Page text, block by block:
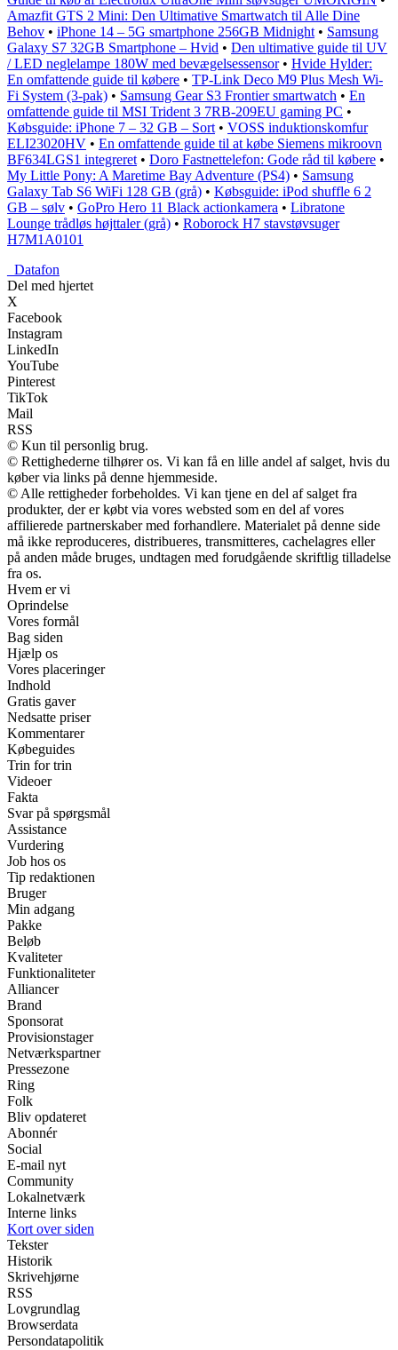
Amazfit GTS 2 Mini: Den Ultimative Smartwatch til Alle Dine
Behov • iPhone 14 – 5G smartphone 256GB Midnight• Samsung
Galaxy S7 32GB Smartphone – Hvid • Den ultimative guide til UV
/ LED neglelampe 180W med bevægelsessensor• Hvide Hylder:
En omfattende guide til købere • TP-Link Deco M9 Plus Mesh Wi-
Fi System (3-pak) • Samsung Gear S3 Frontier smartwatch • En
omfattende guide til MSI Trident 3 7RB-209EU gaming PC •
Købsguide: iPhone 7 – 32 GB – Sort• VOSS induktionskomfur
ELI23020HV • En omfattende guide til at købe Siemens mikroovn
BF634LGS1 integreret• Doro Fastnettelefon: Gode råd til købere •
My Little Pony: A Maretime Bay Adventure (PS4) • Samsung
Galaxy Tab S6 WiFi 128 GB (grå) • Købsguide: iPod shuffle 6 2
GB – sølv • GoPro Hero 11 Black actionkamera • Libratone
Lounge trådløs højttaler (grå) • Roborock H7 stavstøvsuger
H7M1A0101
Datafon
Del med hjertet
X
Facebook
Instagram
LinkedIn
YouTube
Pinterest
TikTok
Mail
RSS
© Kun til personlig brug.
© Rettighederne tilhører os. Vi kan få en lille andel af salget, hvis du
køber via links på denne hjemmeside.
© Alle rettigheder forbeholdes. Vi kan tjene en del af salget fra
produkter, der er købt via vores websted som en del af vores
affilierede partnerskaber med forhandlere. Materialet på denne side
må ikke reproduceres, distribueres, transmitteres, cachelagres eller
på anden måde bruges, undtagen med forudgående skriftlig tilladelse
fra os.
Hvem er vi
Oprindelse
Vores formål
Bag siden
Hjælp os
Vores placeringer
Indhold
Gratis gaver
Nedsatte priser
Kommentarer
Købeguides
Trin for trin
Videoer
Fakta
Svar på spørgsmål
Assistance
Vurdering
Job hos os
Tip redaktionen
Bruger
Min adgang
Pakke
Beløb
Kvaliteter
Funktionaliteter
Alliancer
Brand
Sponsorat
Provisionstager
Netværkspartner
Pressezone
Ring
Folk
Bliv opdateret
Abonnér
Social
E-mail nyt
Community
Lokalnetværk
Interne links
Kort over siden
Tekster
Historik
Skrivehjørne
RSS
Lovgrundlag
Browserdata
Persondatapolitik